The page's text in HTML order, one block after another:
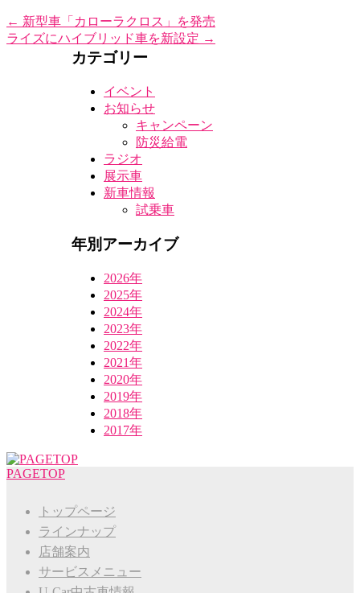
← 新型車「カローラクロス」を発売
ライズにハイブリッド車を新設定 →
カテゴリー
イベント
お知らせ
キャンペーン
防災給電
ラジオ
展示車
新車情報
試乗車
年別アーカイブ
2026年
2025年
2024年
2023年
2022年
2021年
2020年
2019年
2018年
2017年
PAGETOP
トップページ
ラインナップ
店舗案内
サービスメニュー